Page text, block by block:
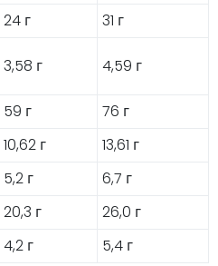
24 г
31 г
3,58 г 4,59 г
59 г
76 г
10,62 г
13,61 г
5,2 г
6,7 г
20,3 г
26,0 г
4,2 г 5,4 г